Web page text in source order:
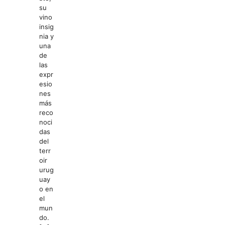
su
vino
insig
nia y
una
de
las
expr
esio
nes
más
reco
noci
das
del
terr
oir
urug
uay
o en
el
mun
do.